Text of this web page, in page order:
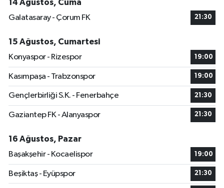
14 Ağustos, Cuma
Galatasaray - Çorum FK
21:30
15 Ağustos, Cumartesi
Konyaspor - Rizespor
19:00
Kasımpaşa - Trabzonspor 19:00
Gençlerbirliği S.K. - Fenerbahçe 21:30
Gaziantep FK - Alanyaspor 21:30
16 Ağustos, Pazar
Başakşehir - Kocaelispor
19:00
Beşiktaş - Eyüpspor 21:30